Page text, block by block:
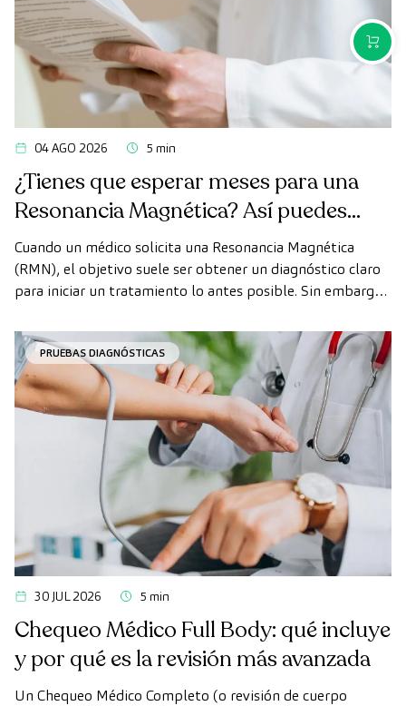
04 AGO 2026 5 min
¿Tienes que esperar meses para una
Resonancia Magnética? Así puedes
realizarte la prueba de forma rápida
como paciente privado
Cuando un médico solicita una Resonancia Magnética
(RMN), el objetivo suele ser obtener un diagnóstico claro
para iniciar un tratamiento lo antes posible. Sin embargo,
pueden demorarse más de lo deseado.
PRUEBAS DIAGNÓSTICAS
30 JUL 2026 5 min
Chequeo Médico Full Body: qué incluye
y por qué es la revisión más avanzada
Un Chequeo Médico Completo (o revisión de cuerpo